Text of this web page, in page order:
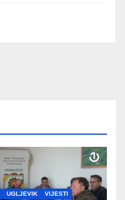
UGLJEVIK VIJESTI